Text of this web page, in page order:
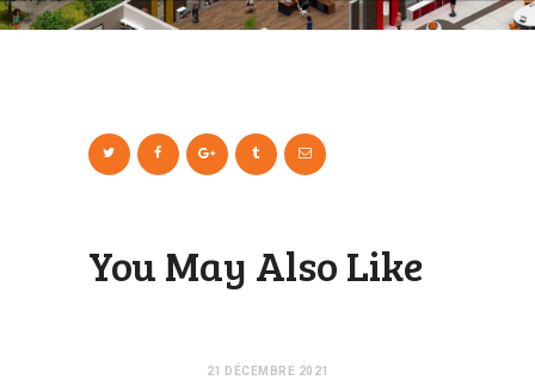
MARQUE BLANCHE
You May Also Like
21 DÉCEMBRE 2021